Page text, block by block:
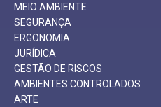
MEIO AMBIENTE
SEGURANÇA
ERGONOMIA
JURÍDICA
GESTÃO DE RISCOS
AMBIENTES CONTROLADOS
ARTE